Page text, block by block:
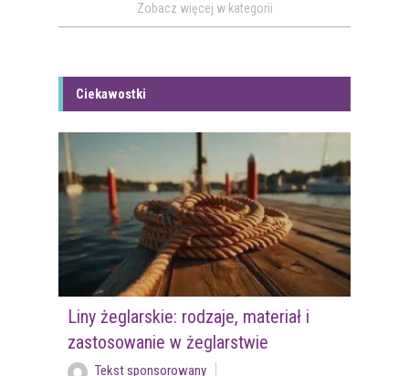
Zobacz więcej w kategorii
Ciekawostki
Liny żeglarskie: rodzaje, materiał i
zastosowanie w żeglarstwie
Tekst sponsorowany